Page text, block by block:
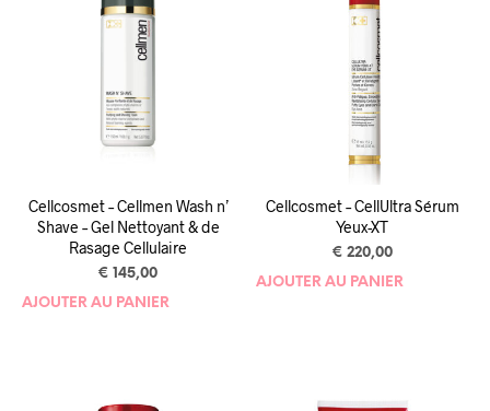
Cellcosmet – Cellmen Wash n’
Shave – Gel Nettoyant & de
Rasage Cellulaire
€ 145,00
AJOUTER AU PANIER
Cellcosmet – CellUltra Sérum
Yeux-XT
€ 220,00
AJOUTER AU PANIER